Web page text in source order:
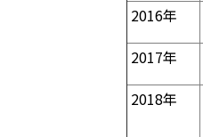
2016年
2017年
2018年